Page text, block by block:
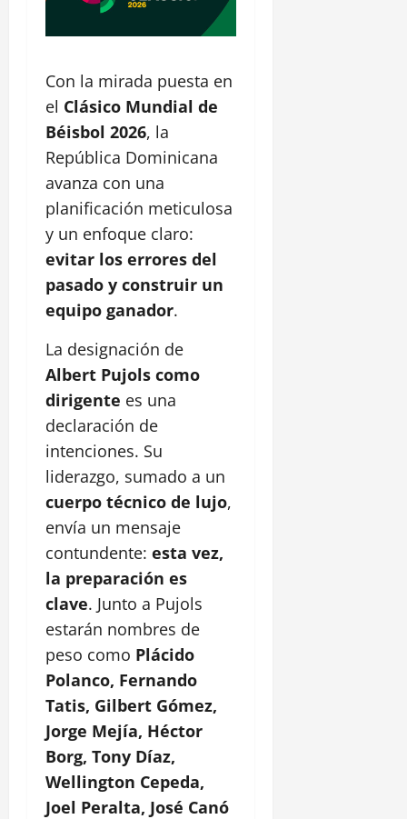
Con la mirada puesta en
el Clásico Mundial de
Béisbol 2026, la
República Dominicana
avanza con una
planificación meticulosa
y un enfoque claro:
evitar los errores del
pasado y construir un
equipo ganador.
La designación de
Albert Pujols como
dirigente es una
declaración de
intenciones. Su
liderazgo, sumado a un
cuerpo técnico de lujo,
envía un mensaje
contundente: esta vez,
la preparación es
clave. Junto a Pujols
estarán nombres de
peso como Plácido
Polanco, Fernando
Tatis, Gilbert Gómez,
Jorge Mejía, Héctor
Borg, Tony Díaz,
Wellington Cepeda,
Joel Peralta, José Canó